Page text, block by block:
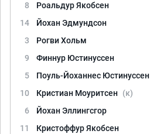
8
Роальдур Якобсен
14
Йохан Эдмундсон
3
Рогви Хольм
9
Финнур Юстинуссен
5
Поуль-Йоханнес Юстинуссен
10
Кристиан Моуритсен (к)
6
Йохан Эллингсгор
11
Кристоффур Якобсен